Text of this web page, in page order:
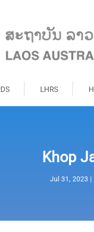
LHRS
Khop
Jul 31, 2023 |